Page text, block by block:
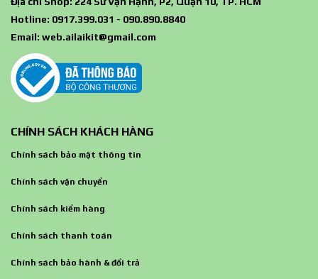
Hotline: 0917.399.031 - 090.890.8840
Email: web.ailaikit@gmail.com
CHÍNH SÁCH KHÁCH HÀNG
Chính sách bảo mật thông tin
Chính sách vận chuyển
Chính sách kiểm hàng
Chính sách thanh toán
Chính sách bảo hành & đổi trả